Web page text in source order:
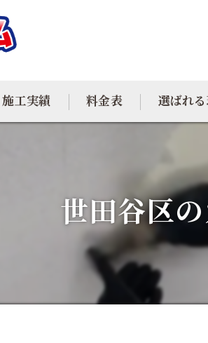
施工実績 料金表 選ばれ
世田谷区